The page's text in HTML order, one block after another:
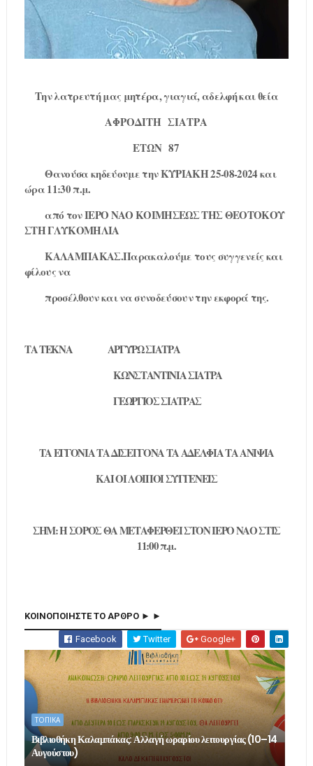
Την λατρευτή μας μητέρα, γιαγιά, αδελφή και θεία
ΑΦΡΟΔΙΤΗ ΣΙΑΤΡΑ
ΕΤΩΝ 87
Θανούσα κηδεύουμε την ΚΥΡΙΑΚΗ 25-08-2024 και
ώρα 11:30 π.μ.
από τον ΙΕΡΟ ΝΑΟ ΚΟΙΜΗΣΕΩΣ ΤΗΣ ΘΕΟΤΟΚΟΥ
ΣΤΗ ΓΛΥΚΟΜΗΛΙΑ
ΚΑΛΑΜΠΑΚΑΣ.Παρακαλούμε τους συγγενείς και
φίλους να
προσέλθουν και να συνοδεύσουν την εκφορά της.
ΤΑ ΤΕΚΝΑ
ΑΡΓΥΡΩ ΣΙΑΤΡΑ
ΚΩΝΣΤΑΝΤΙΝΙΑ ΣΙΑΤΡΑ
ΓΕΩΡΓΙΟΣ ΣΙΑΤΡΑΣ
ΤΑ ΕΓΓΟΝΙΑ ΤΑ ΔΙΣΕΓΓΟΝΑ ΤΑ ΑΔΕΛΦΙΑ ΤΑ ΑΝΙΨΙΑ
ΚΑΙ ΟΙ ΛΟΙΠΟΙ ΣΥΓΓΕΝΕΙΣ
ΣΗΜ: Η ΣΟΡΟΣ ΘΑ ΜΕΤΑΦΕΡΘΕΙ ΣΤΟΝ ΙΕΡΟ ΝΑΟ ΣΤΙΣ
11:00 π.μ.
ΚΟΙΝΟΠΟΙΗΣΤΕ ΤΟ ΑΡΘΡΟ ► ►
Facebook Twitter Google+
ΤΟΠΙΚΑ
Βιβλιοθήκη Καλαμπάκας: Αλλαγή ωραρίου λειτουργίας (10–14
Αυγούστου)